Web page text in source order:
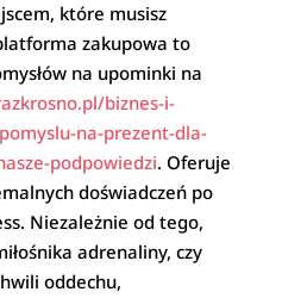
które musisz
zakupowa to
na upominki na
biznes-i-
na-prezent-dla-
podpowiedzi. Oferuje
doświadczeń po
Niezależnie od tego,
adrenaliny, czy
oddechu,